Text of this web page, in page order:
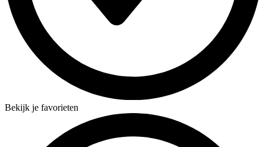
Bekijk je favorieten